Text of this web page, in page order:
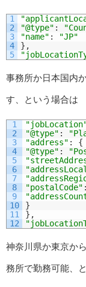
1
2
3
4
5
"@type" :
"name" :
"JP"
} ,
事務所か日本国内
す、という場合は
1
2
3
4
5
6
7
8
9
10
11
12
"@type" :
"address" :
{
"@type" :
"postalCode" :
}
} ,
神奈川県か東京か
務所で勤務可能、